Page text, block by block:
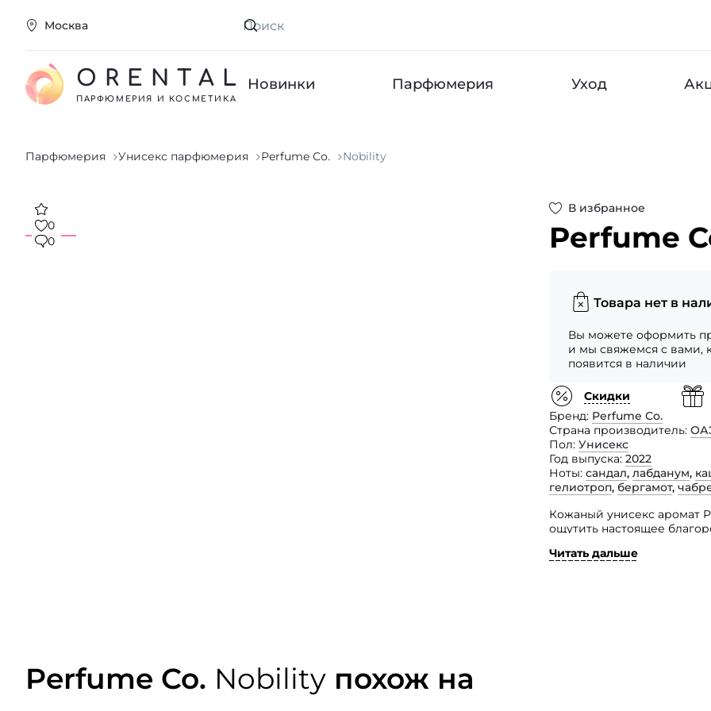
Москва Искать
ORENTAL
ПАРФЮМЕРИЯ И КОСМЕТИКА
Новинки Парфюмерия Уход
Парфюмерия Унисекс парфюмерия Perfume Co. Nobility
В избранное
Perfume
0
0
Товара нет в
Вы можете оформить
и мы свяжемся с вами,
появится в наличии
Скидки
Бренд Perfume Co.
Страна производитель
Пол Унисекс
Год выпуска 2022
Ноты сандал, лабданум,
гелиотроп, бергамот,
Кожаный унисекс аромат
ощутить настоящее
и древесными нотами,
Читать дальше
Perfume Co. Nobility похож на